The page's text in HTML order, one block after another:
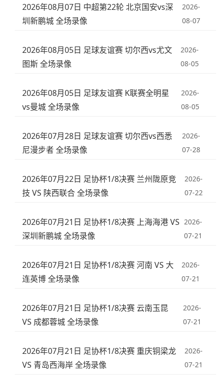
2026年08月07日 中超第22轮 北京国安vs深
圳新鹏城 全场录像
2026-
08-07
2026年08月05日 足球友谊赛 切尔西vs尤文
图斯 全场录像
2026-
08-05
2026年08月05日 足球友谊赛 K联赛全明星
vs曼城 全场录像
2026-
08-05
2026年07月28日 足球友谊赛 切尔西vs西悉
尼漫步者 全场录像
2026-
07-28
2026年07月22日 足协杯1/8决赛 兰州陇原竞
技 VS 陕西联合 全场录像
2026-
07-22
2026年07月21日 足协杯1/8决赛 上海海港 VS
深圳新鹏城 全场录像
2026-
07-21
2026年07月21日 足协杯1/8决赛 河南 VS 大
连英博 全场录像
2026-
07-21
2026年07月21日 足协杯1/8决赛 云南玉昆
VS 成都蓉城 全场录像
2026-
07-21
2026年07月21日 足协杯1/8决赛 重庆铜梁龙
VS 青岛西海岸 全场录像
2026-
07-21